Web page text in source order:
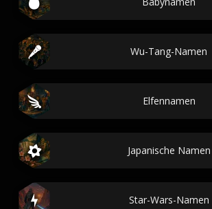
Wu-Tang-Namen
Elfennamen
Japanische Namen
Star-Wars-Namen